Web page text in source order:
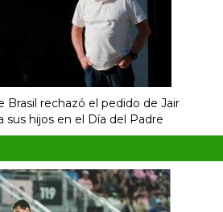
Brasil rechazó el pedido de Jair
sus hijos en el Día del Padre